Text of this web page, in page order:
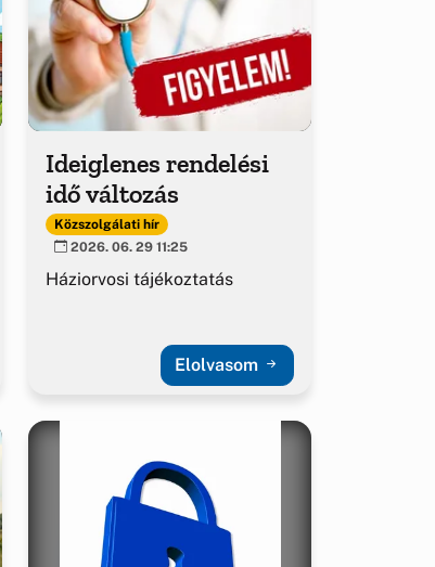
Ideiglenes rendelési
idő változás
Közszolgálati hír
2026. 06. 29 11:25
Háziorvosi tájékoztatás
Elolvasom